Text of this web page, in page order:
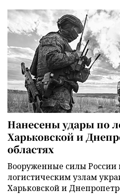
Нанесены удары по
Харьковской и
областях
Вооруженные силы России
логистическим узлам
Харьковской и